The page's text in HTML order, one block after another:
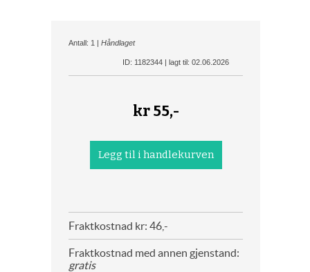
Antall: 1 | Håndlaget
ID: 1182344 | lagt til: 02.06.2026
kr55,-
Fraktkostnad kr: 46,-
Fraktkostnad med annen gjenstand:
gratis